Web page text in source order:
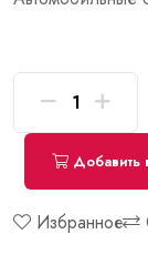
Добавить
Избранное